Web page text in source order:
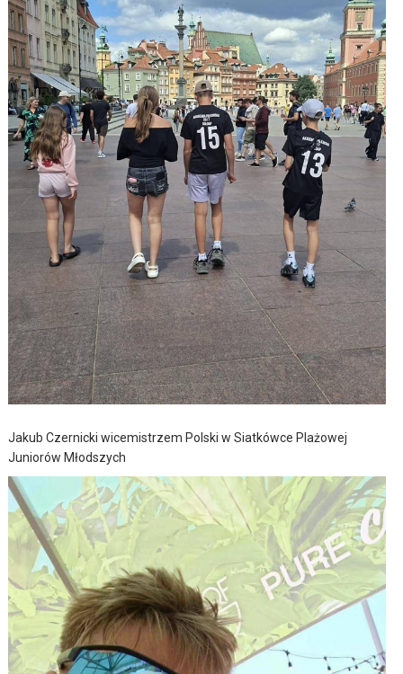
Jakub Czernicki wicemistrzem Polski w Siatkówce Plażowej
Juniorów Młodszych